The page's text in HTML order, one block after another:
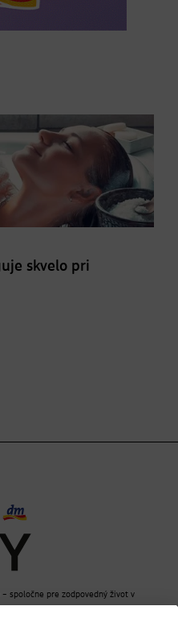
skvelo pri
spoločne pre zodpovedný život v